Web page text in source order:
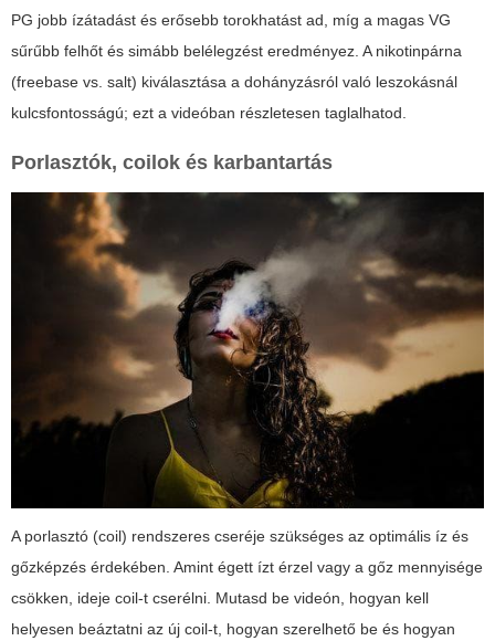
PG jobb ízátadást és erősebb torokhatást ad, míg a magas VG
sűrűbb felhőt és simább belélegzést eredményez. A nikotinpárna
(freebase vs. salt) kiválasztása a dohányzásról való leszokásnál
kulcsfontosságú; ezt a videóban részletesen taglalhatod.
Porlasztók, coilok és karbantartás
A porlasztó (coil) rendszeres cseréje szükséges az optimális íz és
gőzképzés érdekében. Amint égett ízt érzel vagy a gőz mennyisége
csökken, ideje coil-t cserélni. Mutasd be videón, hogyan kell
helyesen beáztatni az új coil-t, hogyan szerelhető be és hogyan